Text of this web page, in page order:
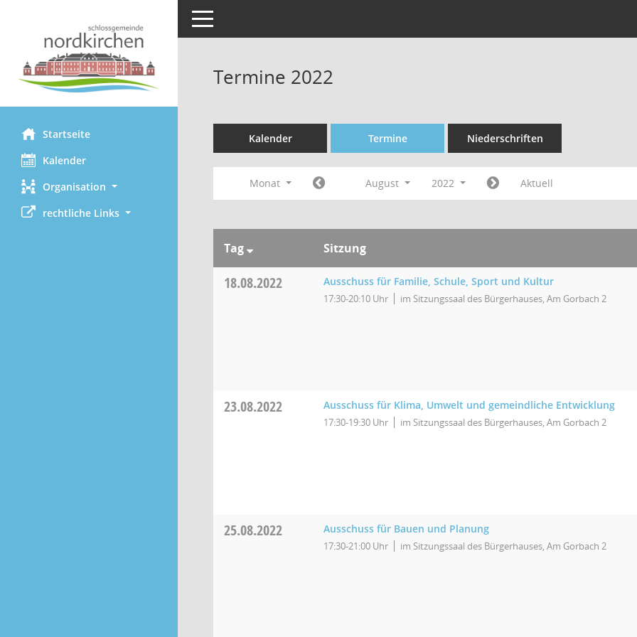
Startseite
Kalender
Organisation
rechtliche Links
Toggle navigation
Termine 2022
Kalender Termine Niederschriften
Monat August 2022 Aktuell
Tag Sitzung
18.08.2022 Ausschuss für Familie, Schule, Sport und Kultur
17:30-20:10 Uhr im Sitzungssaal des Bürgerhauses, Am Gorbach 2
23.08.2022 Ausschuss für Klima, Umwelt und gemeindliche Entwicklung
17:30-19:30 Uhr im Sitzungssaal des Bürgerhauses, Am Gorbach 2
25.08.2022 Ausschuss für Bauen und Planung
17:30-21:00 Uhr im Sitzungssaal des Bürgerhauses, Am Gorbach 2